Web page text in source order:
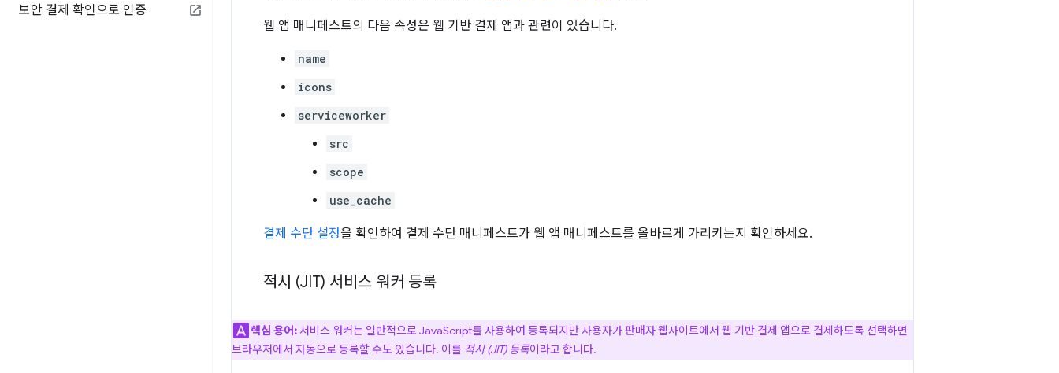
보안 결제 확인으로 인증
웹 앱 매니페스트의 다음 속성은 웹 기반 결제 앱과 관련이 있습니다.
name
icons
serviceworker
src
scope
use_cache
결제 수단 설정을 확인하여 결제 수단 매니페스트가 웹 앱 매니페스트를 올바르게 가리키는지 확인하세요.
적시 (JIT) 서비스 워커 등록
핵심 용어: 서비스 워커는 일반적으로 JavaScript를 사용하여 등록되지만 사용자가 판매자 웹사이트에서 웹 기반 결제 앱으로 결제하도록 선택하면
브라우저에서 자동으로 등록할 수도 있습니다. 이를 적시 (JIT) 등록이라고 합니다.